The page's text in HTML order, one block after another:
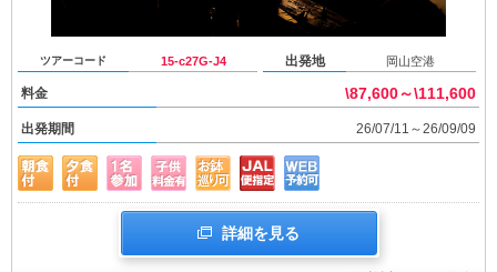
ツアーコード 15-c27G-J4 出発地 岡山空港
料金 \87,600～\111,600
出発期間 26/07/11～26/09/09
詳細を見る